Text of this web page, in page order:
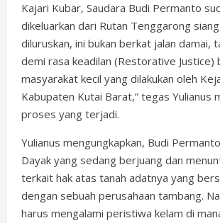
Kajari Kubar, Saudara Budi Permanto
dikeluarkan dari Rutan Tenggarong
diluruskan, ini bukan berkat jalan damai,
demi rasa keadilan (Restorative Justice)
masyarakat kecil yang dilakukan oleh
Kabupaten Kutai Barat,” tegas Yulianus
proses yang terjadi.
Yulianus mengungkapkan, Budi
Dayak yang sedang berjuang dan
terkait hak atas tanah adatnya yang
dengan sebuah perusahaan tambang.
harus mengalami peristiwa kelam di